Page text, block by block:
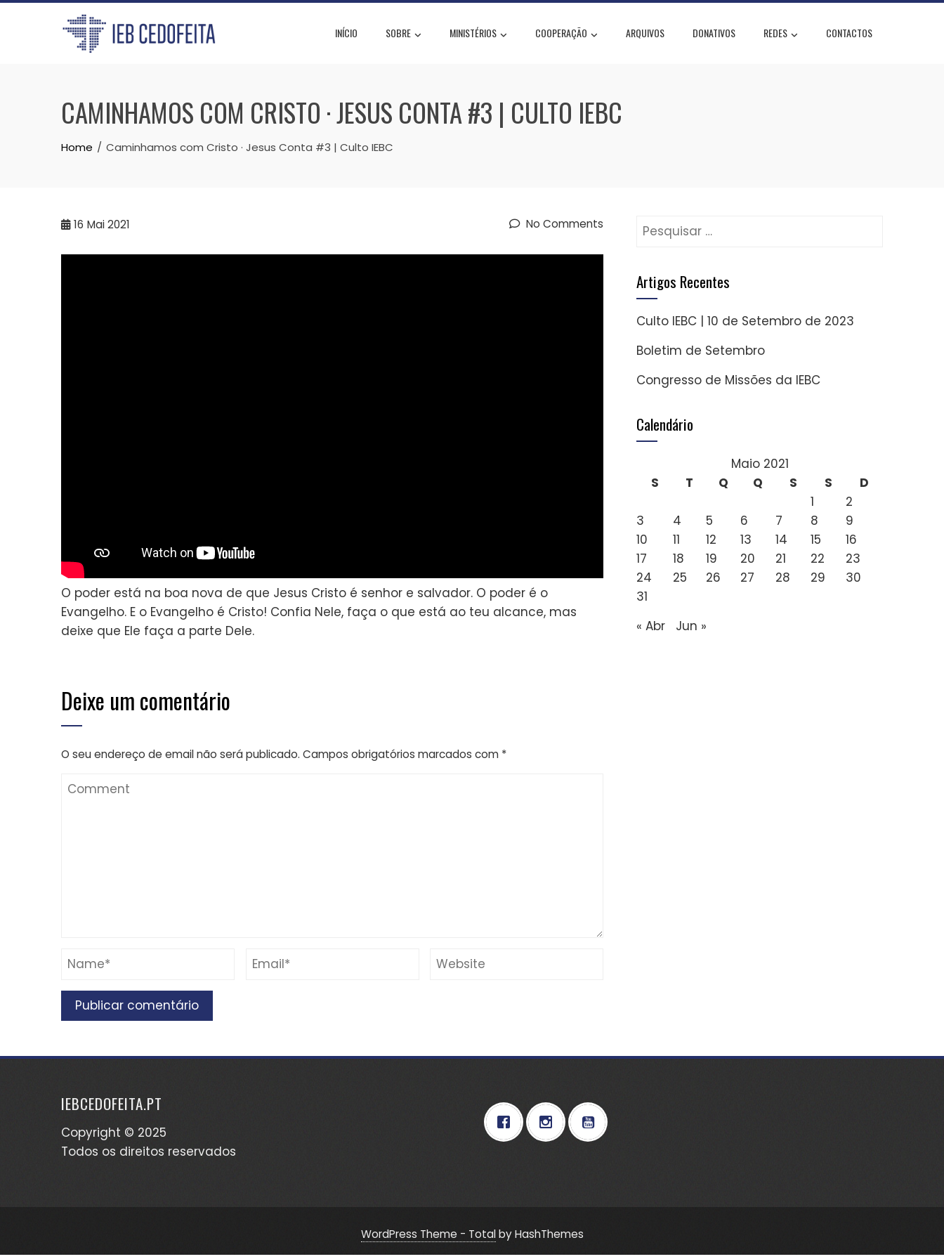
Skip
INÍCIO SOBRE MINISTÉRIOS COOPERAÇÃO ARQUIVOS DONATIVOS REDES CONTACTOS
CAMINHAMOS COM CRISTO · JESUS CONTA #3 | CULTO IEBC
Home Caminhamos com Cristo · Jesus Conta #3 | Culto IEBC
16 Mai 2021 No Comments
O poder está na boa nova de que Jesus Cristo é senhor e salvador. O poder é o
Evangelho. E o Evangelho é Cristo! Confia Nele, faça o que está ao teu alcance, mas
deixe que Ele faça a parte Dele.
Deixe um comentário
O seu endereço de email não será publicado. Campos obrigatórios marcados com *
Pesquisar
Artigos Recentes
Culto IEBC | 10 de Setembro de 2023
Boletim de Setembro
Congresso de Missões da IEBC
Calendário
Maio 2021
S
T Q Q S S
D
1
2
3
4 5 6 7 8
9
10
11 12 13 14 15
16
17
18 19 20 21 22
23
24
25 26 27 28 29
30
31
« Abr
Jun »
IEBCEDOFEITA.PT
Copyright © 2025
Todos os direitos reservados
WordPress Theme - Totalby HashThemes